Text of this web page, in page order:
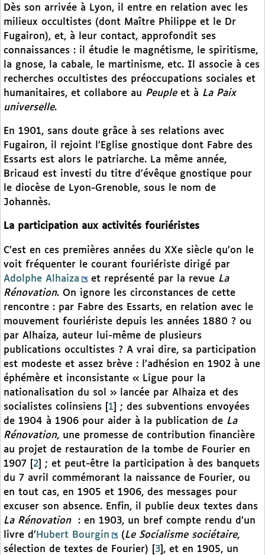
Dès son arrivée à Lyon, il entre en relation avec les
milieux occultistes (dont Maître Philippe et le Dr
Fugairon), et, à leur contact, approfondit ses
connaissances : il étudie le magnétisme, le spiritisme,
la gnose, la cabale, le martinisme, etc. Il associe à ces
recherches occultistes des préoccupations sociales et
humanitaires, et collabore au Peuple et à La Paix
universelle.
En 1901, sans doute grâce à ses relations avec
Fugairon, il rejoint l’Eglise gnostique dont Fabre des
Essarts est alors le patriarche. La même année,
Bricaud est investi du titre d’évêque gnostique pour
le diocèse de Lyon-Grenoble, sous le nom de
Johannès.
La participation aux activités fouriéristes
C’est en ces premières années du XXe siècle qu’on le
voit fréquenter le courant fouriériste dirigé par
Adolphe Alhaiza
et représenté par la revue La
Rénovation. On ignore les circonstances de cette
rencontre : par Fabre des Essarts, en relation avec le
mouvement fouriériste depuis les années 1880 ? ou
par Alhaiza, auteur lui-même de plusieurs
publications occultistes ? A vrai dire, sa participation
est modeste et assez brève : l’adhésion en 1902 à une
éphémère et inconsistante « Ligue pour la
nationalisation du sol » lancée par Alhaiza et des
socialistes colinsiens
1
; des subventions envoyées
de 1904 à 1906 pour aider à la publication de La
Rénovation, une promesse de contribution financière
au projet de restauration de la tombe de Fourier en
1907
2
; et peut-être la participation à des banquets
du 7 avril commémorant la naissance de Fourier, ou
en tout cas, en 1905 et 1906, des messages pour
excuser son absence. Enfin, il publie deux textes dans
La Rénovation
: en 1903, un bref compte rendu d’un
livre d’ Hubert Bourgin (Le Socialisme sociétaire,
sélection de textes de Fourier)
3 , et en 1905, un